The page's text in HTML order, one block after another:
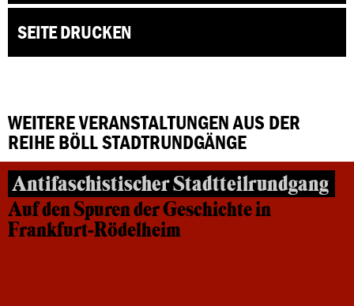
SEITE DRUCKEN
WEITERE VERANSTALTUNGEN AUS DER
REIHE BÖLL STADTRUNDGÄNGE
Antifaschistischer Stadtteilrundgang
Auf den Spuren der Geschichte in
Frankfurt-Rödelheim